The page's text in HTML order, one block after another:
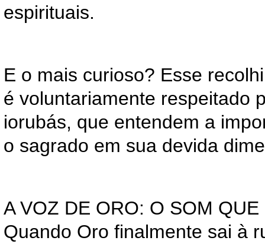
espirituais.
E o mais curioso? Esse
é voluntariamente respeitado
iorubás, que entendem a
o sagrado em sua devida
A VOZ DE ORO: O SOM QUE
Quando Oro finalmente sai à